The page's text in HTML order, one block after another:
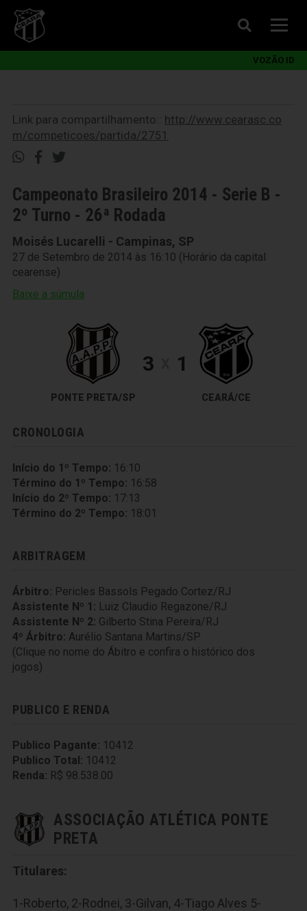
VOZÃO ID
Link para compartilhamento:: http://www.cearasc.co
m/competicoes/partida/2751
Campeonato Brasileiro 2014 - Serie B -
2º Turno - 26ª Rodada
Moisés Lucarelli - Campinas, SP
27 de Setembro de 2014 às 16:10 (Horário da capital
cearense)
Baixe a súmula
PONTE PRETA/SP
3 1
CEARÁ/CE
CRONOLOGIA
Início do 1º Tempo: 16:10
Término do 1º Tempo: 16:58
Início do 2º Tempo: 17:13
Término do 2º Tempo: 18:01
ARBITRAGEM
Árbitro: Pericles Bassols Pegado Cortez/RJ
Assistente Nº 1: Luiz Claudio Regazone/RJ
Assistente Nº 2: Gilberto Stina Pereira/RJ
4º Árbitro: Aurélio Santana Martins/SP
(Clique no nome do Ábitro e confira o histórico dos
jogos)
PUBLICO E RENDA
Publico Pagante: 10412
Publico Total: 10412
Renda: R$ 98.538.00
ASSOCIAÇÃO ATLÉTICA PONTE
PRETA
Titulares:
1-Roberto, 2-Rodnei, 3-Gilvan, 4-Tiago Alves 5-